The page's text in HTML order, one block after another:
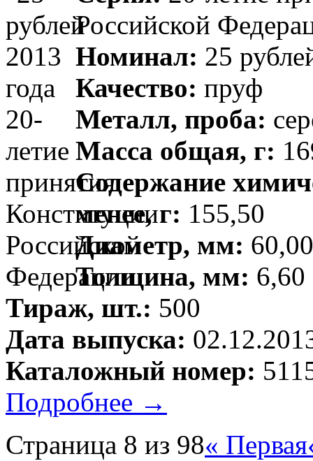
Российской
Номинал: 25
Качество: пруф
Металл, проба:
Масса общая, г:
Содержание
менее, г: 155,50
Диаметр, мм:
Толщина, мм:
Тираж, шт.: 500
Дата выпуска:
Каталожный номер:
Подробнее →
Страница 8 из 98« Первая